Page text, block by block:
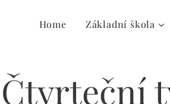
Home Základní škola
Čtvrteční